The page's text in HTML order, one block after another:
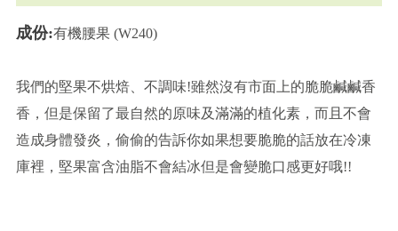
成份:有機腰果 (W240)
我們的堅果不烘焙、不調味!雖然沒有市面上的脆脆鹹鹹香
香，但是保留了最自然的原味及滿滿的植化素，而且不會
造成身體發炎，偷偷的告訴你如果想要脆脆的話放在冷凍
庫裡，堅果富含油脂不會結冰但是會變脆口感更好哦!!